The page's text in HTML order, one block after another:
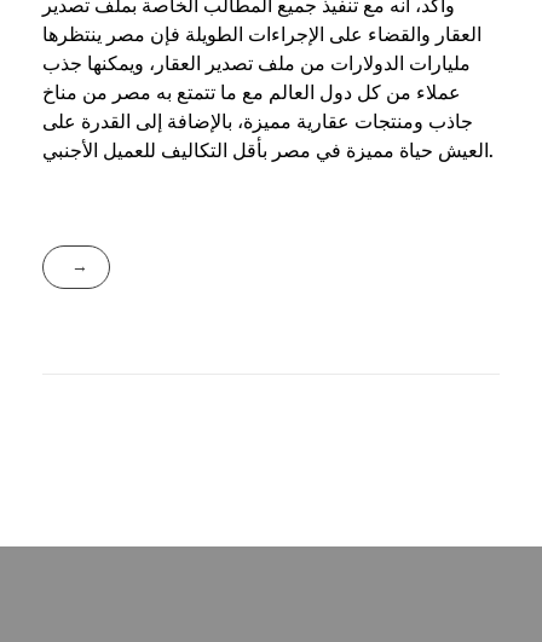
وأكد، أنه مع تنفيذ جميع المطالب الخاصة بملف تصدير
العقار والقضاء على الإجراءات الطويلة فإن مصر ينتظرها
مليارات الدولارات من ملف تصدير العقار، ويمكنها جذب
عملاء من كل دول العالم مع ما تتمتع به مصر من مناخ
جاذب ومنتجات عقارية مميزة، بالإضافة إلى القدرة على
العيش حياة مميزة في مصر بأقل التكاليف للعميل الأجنبي.